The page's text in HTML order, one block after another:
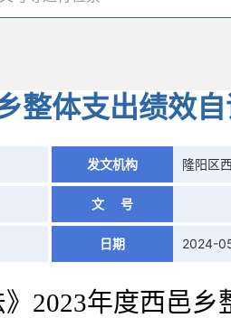
整体支出绩效
发文机构 隆阳区
文 号
日期 2024-
2023年度西邑